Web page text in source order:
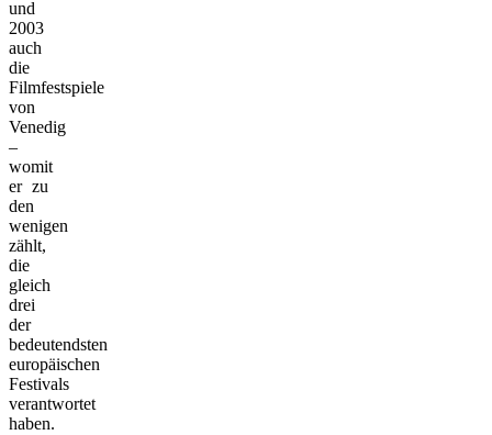
und
2003
auch
die
Filmfestspiele
von
Venedig
–
womit
er zu
den
wenigen
zählt,
die
gleich
drei
der
bedeutendsten
europäischen
Festivals
verantwortet
haben.